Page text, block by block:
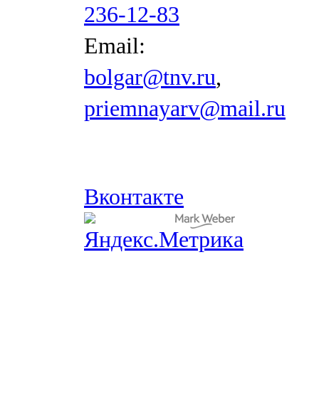
236-12-83
Email:
bolgar@tnv.ru,
priemnayarv@mail.ru
Вконтакте